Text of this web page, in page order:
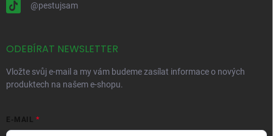
@pestujsam
ODEBÍRAT NEWSLETTER
Vložte svůj e-mail a my vám budeme zasílat informace o nových
produktech na našem e-shopu.
E-MAIL